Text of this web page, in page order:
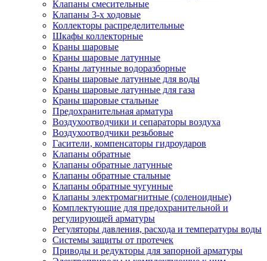
Клапаны смесительные
Клапаны 3-х ходовые
Коллекторы распределительные
Шкафы коллекторные
Краны шаровые
Краны шаровые латунные
Краны латунные водоразборные
Краны шаровые латунные для воды
Краны шаровые латунные для газа
Краны шаровые стальные
Предохранительная арматура
Воздухоотводчики и сепараторы воздуха
Воздухоотводчики резьбовые
Гасители, компенсаторы гидроударов
Клапаны обратные
Клапаны обратные латунные
Клапаны обратные стальные
Клапаны обратные чугунные
Клапаны электромагнитные (соленоидные)
Комплектующие для предохранительной и
регулирующей арматуры
Регуляторы давления, расхода и температуры воды
Системы защиты от протечек
Приводы и редукторы для запорной арматуры